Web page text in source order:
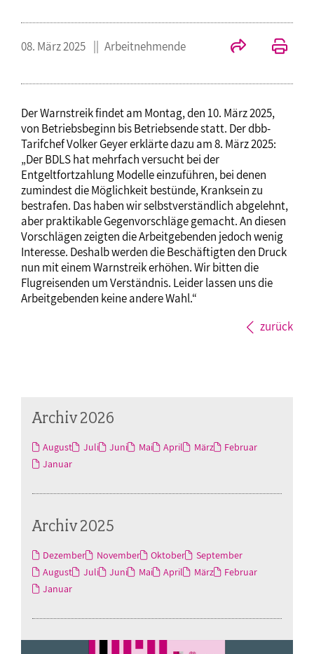
08. März 2025 Arbeitnehmende
Der Warnstreik findet am Montag, den 10. März 2025,
von Betriebsbeginn bis Betriebsende statt. Der dbb-
Tarifchef Volker Geyer erklärte dazu am 8. März 2025:
„Der BDLS hat mehrfach versucht bei der
Entgeltfortzahlung Modelle einzuführen, bei denen
zumindest die Möglichkeit bestünde, Kranksein zu
bestrafen. Das haben wir selbstverständlich abgelehnt,
aber praktikable Gegenvorschläge gemacht. An diesen
Vorschlägen zeigten die Arbeitgebenden jedoch wenig
Interesse. Deshalb werden die Beschäftigten den Druck
nun mit einem Warnstreik erhöhen. Wir bitten die
Flugreisenden um Verständnis. Leider lassen uns die
Arbeitgebenden keine andere Wahl.“
zurück
Archiv 2026
August Juli Juni Mai April März
Februar
Januar
Archiv 2025
Dezember November Oktober
September
August
Juli Juni Mai April März
Februar
Januar